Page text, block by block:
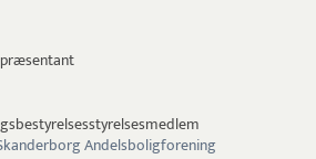
Andelsboligforening